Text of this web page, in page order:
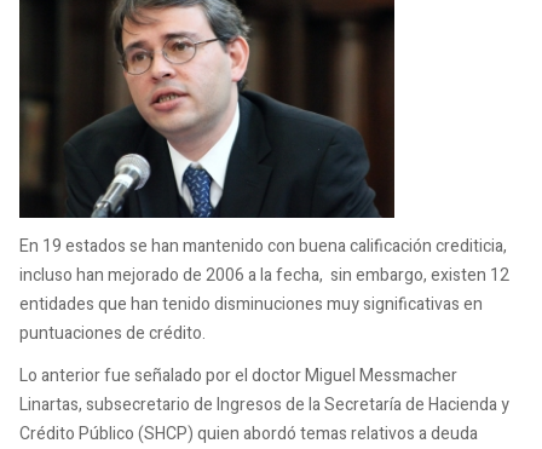
En 19 estados se han mantenido con buena calificación crediticia,
incluso han mejorado de 2006 a la fecha, sin embargo, existen 12
entidades que han tenido disminuciones muy significativas en
puntuaciones de crédito.
Lo anterior fue señalado por el doctor Miguel Messmacher
Linartas, subsecretario de Ingresos de la Secretaría de Hacienda y
Crédito Público (SHCP) quien abordó temas relativos a deuda